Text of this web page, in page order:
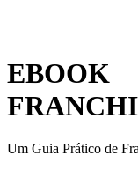
EBOOK
Um Guia Prático de